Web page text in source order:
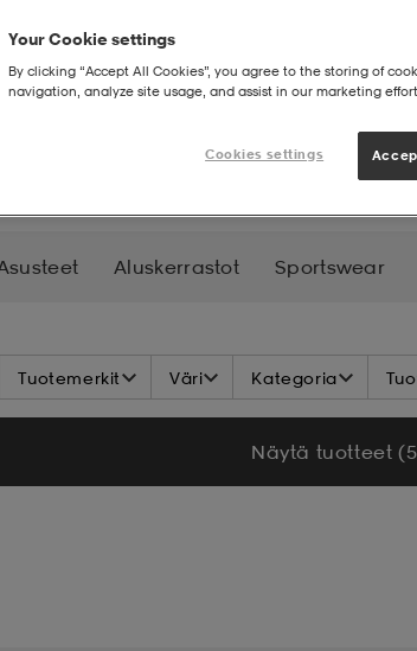
Aluskerrastot Sportswear
Tuotemerkit Väri Kategoria
Näytä tuotteet
Your Cookie settings
By clicking “Accept All Cookies”, you agree to the storing of
navigation, analyze site usage, and assist in our marketing
Cookies settings